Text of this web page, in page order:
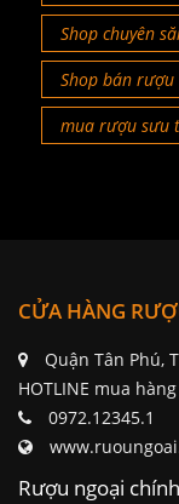
Shop chuyên
Shop bán
mua rượu sưu
CỬA HÀNG
Quận Tân Phú,
HOTLINE mua hàng
0972.12345.1
Rượu ngoại